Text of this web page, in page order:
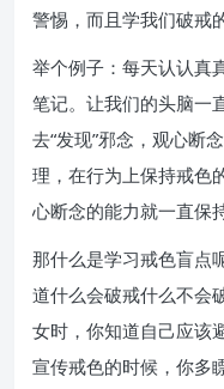
警惕，而且学我们破戒
举个例子：每天认认真
笔记。让我们的头脑
去“发现”邪念，观心断
理，在行为上保持戒色
心断念的能力就一直保
那什么是学习戒色盲点
道什么会破戒什么不会
女时，你知道自己应该
宣传戒色的时候，你多